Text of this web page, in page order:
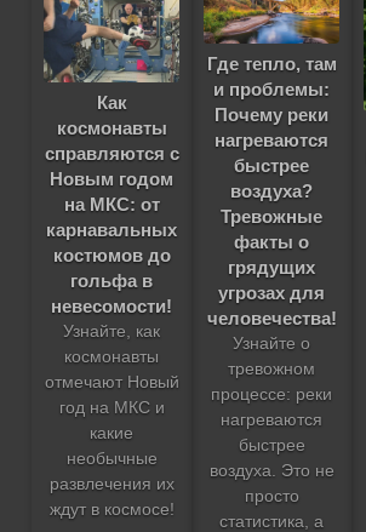
Как
космонавты
справляются с
Новым годом
на МКС: от
карнавальных
костюмов до
гольфа в
невесомости!
Узнайте, как
космонавты
отмечают Новый
год на МКС и
какие
необычные
развлечения их
ждут в космосе!
Где тепло, там
и проблемы:
Почему реки
нагреваются
быстрее
воздуха?
Тревожные
факты о
грядущих
угрозах для
человечества!
Узнайте о
тревожном
процессе: реки
нагреваются
быстрее
воздуха. Это не
просто
статистика, а